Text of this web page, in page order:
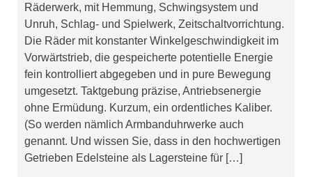
Räderwerk, mit Hemmung, Schwingsystem und
Unruh, Schlag- und Spielwerk, Zeitschaltvorrichtung.
Die Räder mit konstanter Winkelgeschwindigkeit im
Vorwärtstrieb, die gespeicherte potentielle Energie
fein kontrolliert abgegeben und in pure Bewegung
umgesetzt. Taktgebung präzise, Antriebsenergie
ohne Ermüdung. Kurzum, ein ordentliches Kaliber.
(So werden nämlich Armbanduhrwerke auch
genannt. Und wissen Sie, dass in den hochwertigen
Getrieben Edelsteine als Lagersteine für […]